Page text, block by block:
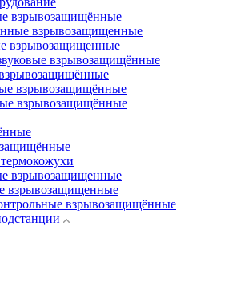
взрывозащищённые
взрывозащищенные
взрывозащищенные
взрывозащищённые
взрывозащищённые
взрывозащищённые
взрывозащищенные
взрывозащищенные
взрывозащищённые